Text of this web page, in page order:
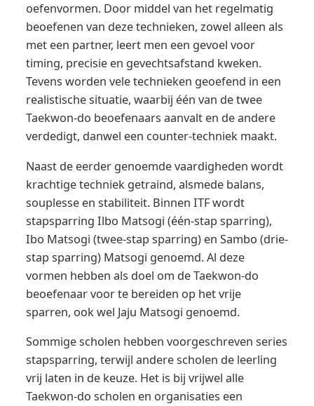
oefenvormen. Door middel van het regelmatig
beoefenen van deze technieken, zowel alleen als
met een partner, leert men een gevoel voor
timing, precisie en gevechtsafstand kweken.
Tevens worden vele technieken geoefend in een
realistische situatie, waarbij één van de twee
Taekwon-do beoefenaars aanvalt en de andere
verdedigt, danwel een counter-techniek maakt.
Naast de eerder genoemde vaardigheden wordt
krachtige techniek getraind, alsmede balans,
souplesse en stabiliteit. Binnen ITF wordt
stapsparring Ilbo Matsogi (één-stap sparring),
Ibo Matsogi (twee-stap sparring) en Sambo (drie-
stap sparring) Matsogi genoemd. Al deze
vormen hebben als doel om de Taekwon-do
beoefenaar voor te bereiden op het vrije
sparren, ook wel Jaju Matsogi genoemd.
Sommige scholen hebben voorgeschreven series
stapsparring, terwijl andere scholen de leerling
vrij laten in de keuze. Het is bij vrijwel alle
Taekwon-do scholen en organisaties een